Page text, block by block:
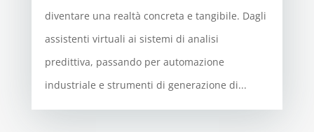
diventare una realtà concreta e tangibile. Dagli
assistenti virtuali ai sistemi di analisi
predittiva, passando per automazione
industriale e strumenti di generazione di...